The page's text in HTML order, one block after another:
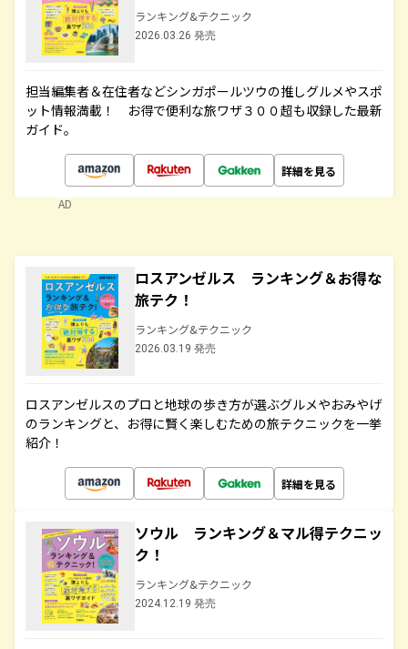
ランキング&テクニック
2026.03.26 発売
担当編集者＆在住者などシンガポールツウの推しグルメやスポ
ット情報満載！ お得で便利な旅ワザ３００超も収録した最新
ガイド。
詳細を見る
AD
ロスアンゼルス ランキング＆お得な
旅テク！
ランキング&テクニック
2026.03.19 発売
ロスアンゼルスのプロと地球の歩き方が選ぶグルメやおみやげ
のランキングと、お得に賢く楽しむための旅テクニックを一挙
紹介！
詳細を見る
ソウル ランキング＆マル得テクニッ
ク！
ランキング&テクニック
2024.12.19 発売